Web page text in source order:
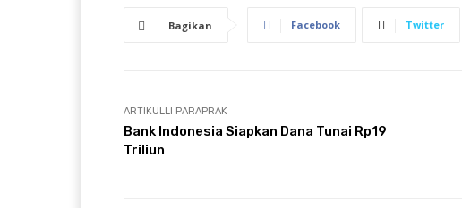
Bagikan Facebook Twitter
ARTIKULLI PARAPRAK
Bank Indonesia Siapkan Dana Tunai Rp19
Triliun